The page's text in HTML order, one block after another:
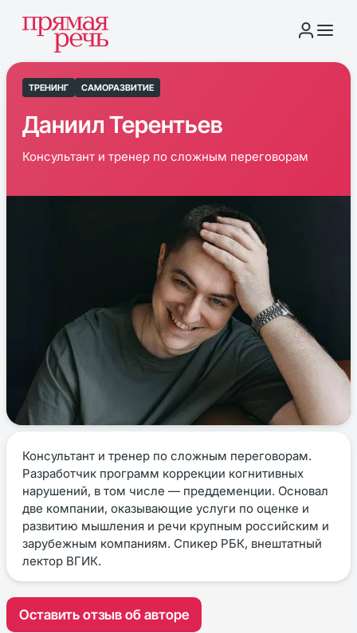
ТРЕНИНГ САМОРАЗВИТИЕ
Даниил Терентьев
Консультант и тренер по сложным переговорам
Консультант и тренер по сложным переговорам.
Разработчик программ коррекции когнитивных
нарушений, в том числе — преддеменции. Основал
две компании, оказывающие услуги по оценке и
развитию мышления и речи крупным российским и
зарубежным компаниям. Спикер РБК, внештатный
лектор ВГИК.
Оставить отзыв об авторе